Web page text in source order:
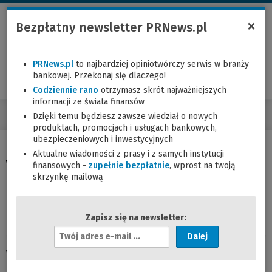
Volkswagen Bank wprowadził promocję na
kredyt na klasyka
informacja prasowa
Volkswagen Bank wprowadził promocję kredytu dla
×
Bezpłatny newsletter PRNews.pl
PRNews.pl to najbardziej opiniotwórczy serwis w branży
bankowej. Przekonaj się dlaczego!
Codziennie rano otrzymasz skrót najważniejszych
informacji ze świata finansów
Dzięki temu będziesz zawsze wiedział o nowych
produktach, promocjach i usługach bankowych,
ubezpieczeniowych i inwestycyjnych
Aktualne wiadomości z prasy i z samych instytucji
finansowych - zupełnie bezpłatnie, wprost na twoją
skrzynkę mailową
Zapisz się na newsletter: